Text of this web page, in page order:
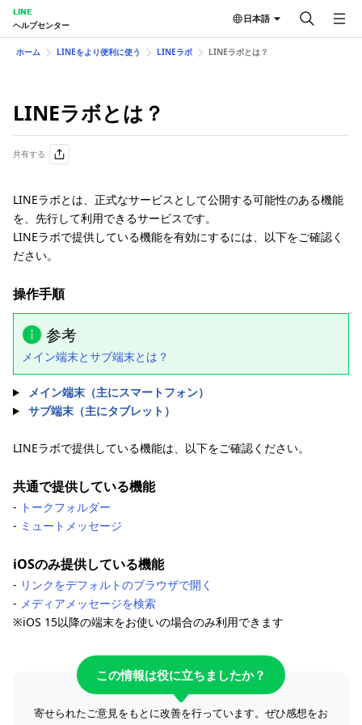
LINE
ヘルプセンター
日本語
ホーム LINEをより便利に使う LINEラボ LINEラボとは？
LINEラボとは？
共有する
LINEラボとは、正式なサービスとして公開する可能性のある機能
を、先行して利用できるサービスです。
LINEラボで提供している機能を有効にするには、以下をご確認く
ださい。
操作手順
参考
メイン端末とサブ端末とは？
メイン端末（主にスマートフォン）
サブ端末（主にタブレット）
LINEラボで提供している機能は、以下をご確認ください。
共通で提供している機能
- トークフォルダー
- ミュートメッセージ
iOSのみ提供している機能
- リンクをデフォルトのブラウザで開く
- メディアメッセージを検索
※iOS 15以降の端末をお使いの場合のみ利用できます
この情報は役に立ちましたか？
寄せられたご意見をもとに改善を行っています。ぜひ感想をお